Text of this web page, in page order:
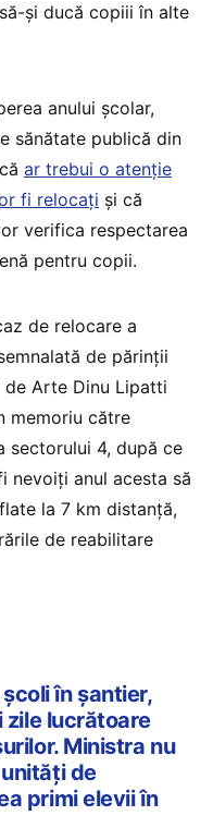
și ducă copiii în alte
anului școlar,
sănătate publică din
ar trebui o atenție
fi relocați și că
verifica respectarea
pentru copii.
de relocare a
de părinții
Arte Dinu Lipatti
memoriu către
sectorului 4, după ce
nevoiți anul acesta să
la 7 km distanță,
de reabilitare
în șantier,
zile lucrătoare
Ministra nu
de
primi elevii în